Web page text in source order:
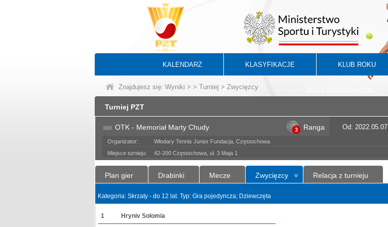
KALENDARZ KLASYFIKACJE KLUB ROKU
Znajdujesz się: Wyniki > > Turniej > Zwycięzcy
Turniej PZT
OTK - Memoriał Marty Chudy 3 Ranga Od: 2022.05.07
Organizator:
Włodary Tennis Junior Fundacja, Częstochowa
Miejsce turnieju:
42-200 Częstochowa, ul. 3 Maja 1
Plan gier Drabinki Mecze Zwycięzcy Relacja z turnieju
Kategoria: Skrzaty - do 12 lat. Typ: Gra pojedyncza; Dziewczęta
1 Hryniv Solomia